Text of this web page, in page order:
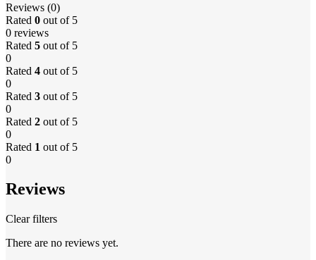
Reviews (0)
Rated 0 out of 5
0 reviews
Rated 5 out of 5
0
Rated 4 out of 5
0
Rated 3 out of 5
0
Rated 2 out of 5
0
Rated 1 out of 5
0
Reviews
Clear filters
There are no reviews yet.